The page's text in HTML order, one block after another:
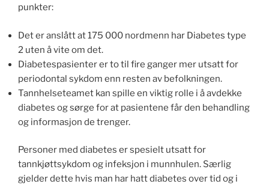
punkter:
Det er anslått at 175 000 nordmenn har Diabetes type
2 uten å vite om det.
Diabetespasienter er to til fire ganger mer utsatt for
periodontal sykdom enn resten av befolkningen.
Tannhelseteamet kan spille en viktig rolle i å avdekke
diabetes og sørge for at pasientene får den behandling
og informasjon de trenger.
Personer med diabetes er spesielt utsatt for
tannkjøttsykdom og infeksjon i munnhulen. Særlig
gjelder dette hvis man har hatt diabetes over tid og i